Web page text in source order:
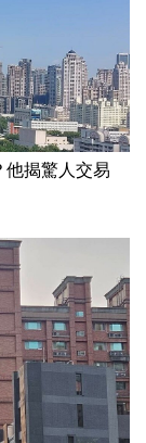
他揭驚人交易